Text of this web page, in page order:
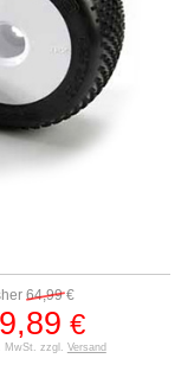
64,99€
€
MwSt. zzgl. Versand